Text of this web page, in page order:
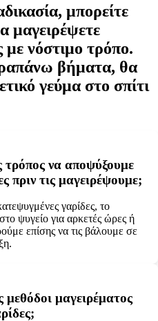
μπορείτε
μαγειρέψετε
με νόστιμο τρόπο.
βήματα, θα
γεύμα στο σπίτι
τρόπος να αποψύξουμε
πριν τις μαγειρέψουμε;
γαρίδες, το
ψυγείο για αρκετές ώρες ή
επίσης να τις βάλουμε σε
μεθόδοι μαγειρέματος